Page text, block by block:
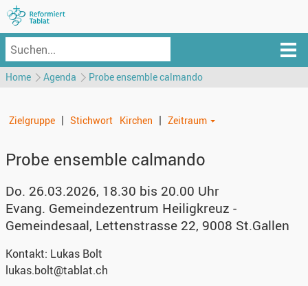
Home Agenda Probe ensemble calmando
Zielgruppe | Stichwort Kirchen | Zeitraum
Probe ensemble calmando
Do. 26.03.2026, 18.30 bis 20.00 Uhr
Evang. Gemeindezentrum Heiligkreuz -
Gemeindesaal, Lettenstrasse 22, 9008 St.Gallen
Kontakt: Lukas Bolt
lukas.bolt@tablat.ch